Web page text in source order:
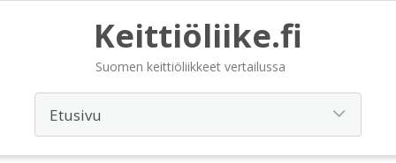
Keittiöliike.fi
Suomen keittiöliikkeet vertailussa